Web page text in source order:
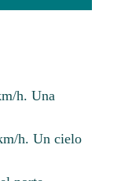
h. Una
h. Un cielo